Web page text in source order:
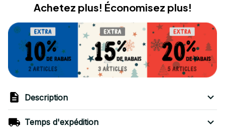
Achetez plus! Économisez plus!
Description
Temps d'expédition